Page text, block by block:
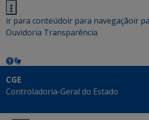
ir para conteúdoir para navegaçãoir
Ouvidoria Transparência
CGE
Controladoria-Geral do Estado